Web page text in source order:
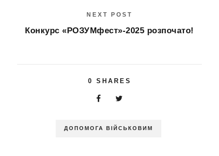
NEXT POST
Конкурс «РОЗУМфест»-2025 розпочато!
0 SHARES
ДОПОМОГА ВІЙСЬКОВИМ